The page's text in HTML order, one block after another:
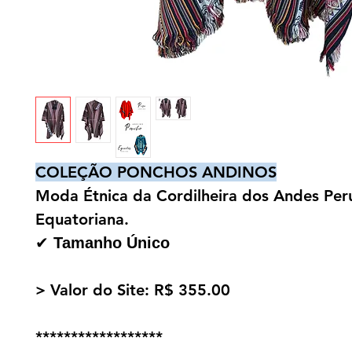
COLEÇÃO PONCHOS ANDINOS
Moda Étnica da Cordilheira dos Andes
Equatoriana.
✔ Tamanho Único
> Valor do Site: R$ 355.00
******************